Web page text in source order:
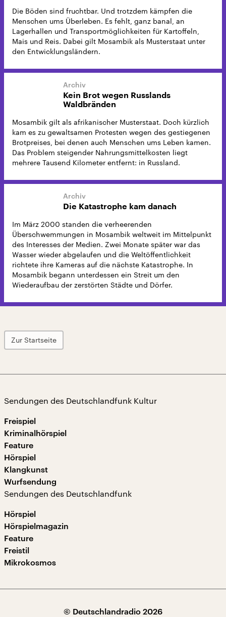
Die Böden sind fruchtbar. Und trotzdem kämpfen die
Menschen ums Überleben. Es fehlt, ganz banal, an
Lagerhallen und Transportmöglichkeiten für Kartoffeln,
Mais und Reis. Dabei gilt Mosambik als Musterstaat unter
den Entwicklungsländern.
Kein Brot wegen Russlands
Waldbränden
Mosambik gilt als afrikanischer Musterstaat. Doch kürzlich
kam es zu gewaltsamen Protesten wegen des gestiegenen
Brotpreises, bei denen auch Menschen ums Leben kamen.
Das Problem steigender Nahrungsmittelkosten liegt
mehrere Tausend Kilometer entfernt: in Russland.
Die Katastrophe kam danach
Im März 2000 standen die verheerenden
Überschwemmungen in Mosambik weltweit im Mittelpunkt
des Interesses der Medien. Zwei Monate später war das
Wasser wieder abgelaufen und die Weltöffentlichkeit
richtete ihre Kameras auf die nächste Katastrophe. In
Mosambik begann unterdessen ein Streit um den
Wiederaufbau der zerstörten Städte und Dörfer.
Zur Startseite
Sendungen des Deutschlandfunk Kultur
Freispiel
Kriminalhörspiel
Feature
Hörspiel
Klangkunst
Wurfsendung
Sendungen des Deutschlandfunk
Hörspiel
Hörspielmagazin
Feature
Freistil
Mikrokosmos
© Deutschlandradio 2026